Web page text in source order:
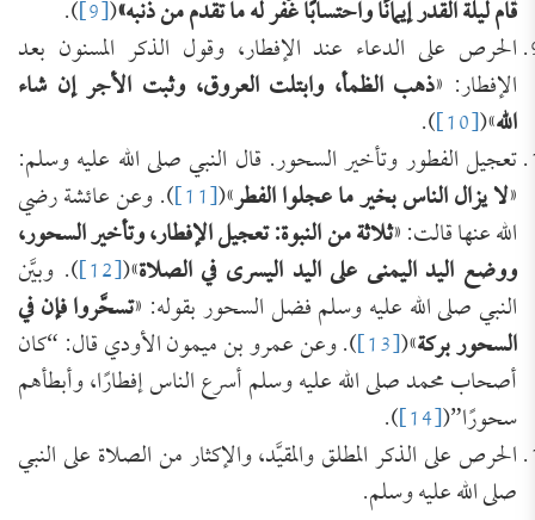
قام ليلة القدر إيمانًا واحتسابًا غُفر له ما تقدم من ذنبه»
(
[9]
).
الحرص على الدعاء عند الإفطار، وقول الذكر المسنون بعد
الإفطار: «ذهب الظمأ، وابتلت العروق، وثبت الأجر إن شاء
الله»(
[10]
).
تعجيل الفطور وتأخير السحور. قال النبي صلى الله عليه وسلم:
«لا يزال الناس بخير ما عجلوا الفطر»(
[11] ). وعن عائشة رضي
الله عنها قالت: «ثلاثة من النبوة: تعجيل الإفطار، وتأخير السحور،
ووضع اليد اليمنى على اليد اليسرى في الصلاة»(
[12] ). وبيَّن
النبي صلى الله عليه وسلم فضل السحور بقوله: «تسحَّروا فإن في
السحور بركة»(
[13] ). وعن عمرو بن ميمون الأودي قال: “كان
أصحاب محمد صلى الله عليه وسلم أسرع الناس إفطارًا، وأبطأهم
سحورًا”([14]
).
الحرص على الذكر المطلق والمقيَّد، والإكثار من الصلاة على النبي
صلى الله عليه وسلم.